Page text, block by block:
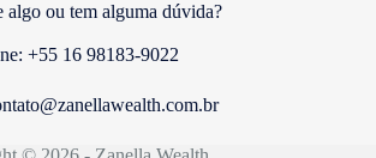
algo ou tem alguma dúvida?
+55 16 98183-9022